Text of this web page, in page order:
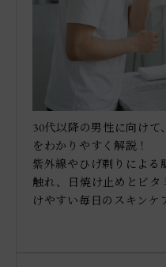
30代以降の男性に向け
をわかりやすく解説！
紫外線やひげ剃りによる
触れ、日焼け止めとビタ
けやすい毎日のスキンケ